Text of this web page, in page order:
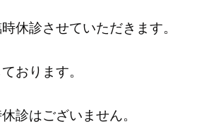
休診させていただきます。
おります。
診はございません。